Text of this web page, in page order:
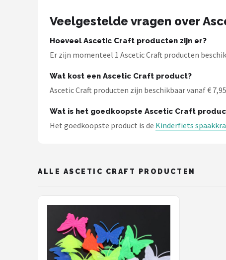
New Looxs
BBB Cycling
Voltano
Cortina
Alle merken →
Veelgestelde vragen over
Hoeveel Ascetic Craft producten zijn er?
Er zijn momenteel 1 Ascetic Craft producten
Wat kost een Ascetic Craft product?
Ascetic Craft producten zijn beschikbaar vanaf €
Wat is het goedkoopste Ascetic Craft
Het goedkoopste product is de Kinderfiets
ALLE ASCETIC CRAFT PRODUCTEN